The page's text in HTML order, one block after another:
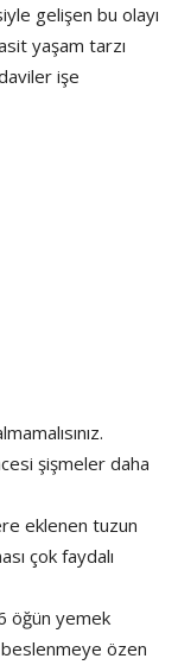
gelişen bu olayı
yaşam tarzı
işe
şişmeler daha
eklenen tuzun
çok faydalı
öğün yemek
özen